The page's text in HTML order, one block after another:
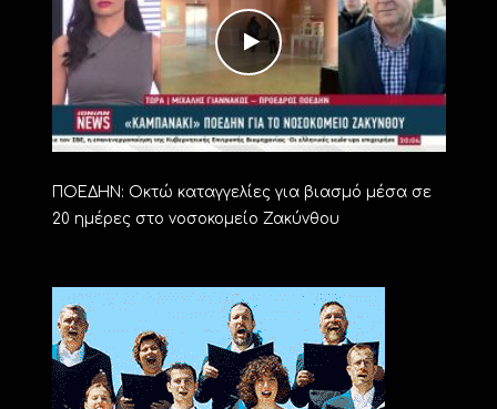
ΠΟΕΔΗΝ: Οκτώ καταγγελίες για βιασμό μέσα σε
20 ημέρες στο νοσοκομείο Ζακύνθου